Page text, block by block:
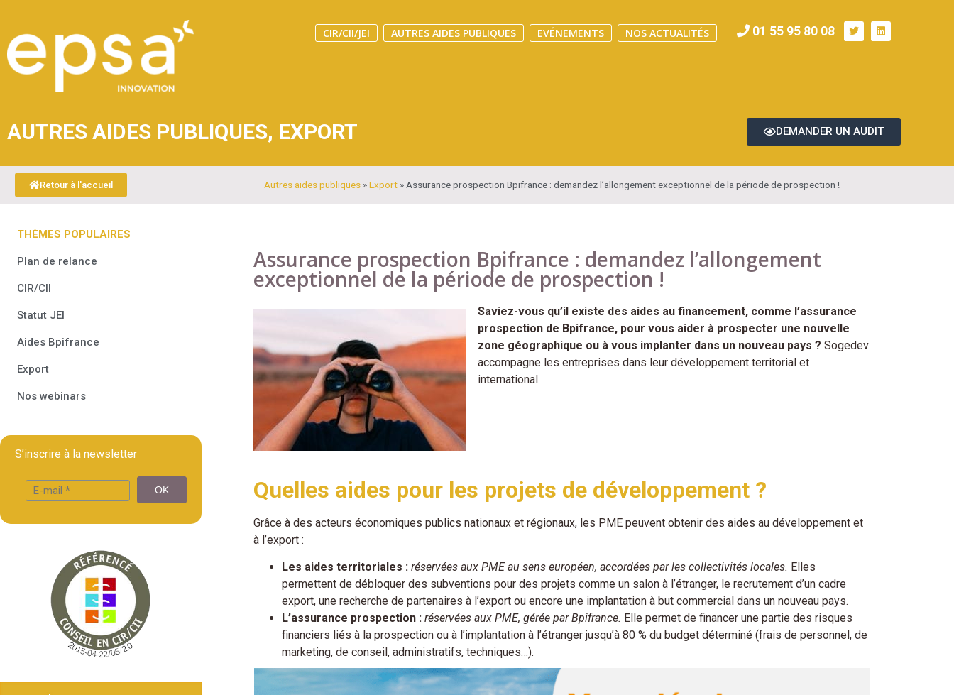
CIR/CII/JEI AUTRES AIDES PUBLIQUES EVÉNEMENTS NOS ACTUALITÉS 01 55 95 80 08
AUTRES AIDES PUBLIQUES, EXPORT DEMANDER UN AUDIT
Retour à l'accueil Autres aides publiques»Export» Assurance prospection Bpifrance : demandez l’allongement exceptionnel de la période de prospection !
THÈMES POPULAIRES
Plan de relance
CIR/CII
Statut JEI
Aides Bpifrance
Export
Nos webinars
S’inscrire à la newsletter
Assurance prospection Bpifrance : demandez l’allongement
exceptionnel de la période de prospection !
Saviez-vous qu’il existe des aides au financement, comme l’assurance
prospection de Bpifrance, pour vous aider à prospecter une nouvelle
zone géographique ou à vous implanter dans un nouveau pays ? Sogedev
accompagne les entreprises dans leur développement territorial et
international.
Quelles aides pour les projets de développement ?
Grâce à des acteurs économiques publics nationaux et régionaux, les PME peuvent obtenir des aides au développement et
à l’export :
Les aides territoriales :réservées aux PME au sens européen, accordées par les collectivités locales. Elles
permettent de débloquer des subventions pour des projets comme un salon à l’étranger, le recrutement d’un cadre
export, une recherche de partenaires à l’export ou encore une implantation à but commercial dans un nouveau pays.
L’assurance prospection :réservées aux PME, gérée par Bpifrance. Elle permet de financer une partie des risques
financiers liés à la prospection ou à l’implantation à l’étranger jusqu’à 80 % du budget déterminé (frais de personnel, de
marketing, de conseil, administratifs, techniques…).